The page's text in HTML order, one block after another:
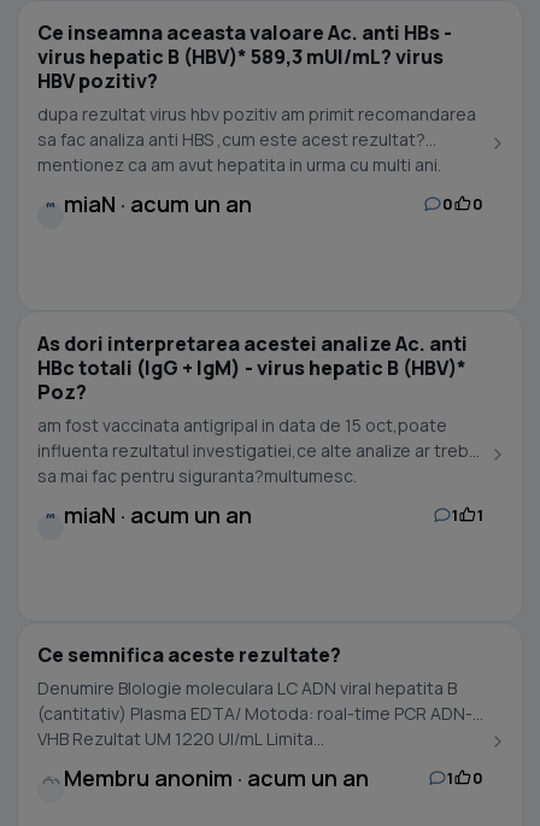
Ce inseamna aceasta valoare Ac. anti HBs -
virus hepatic B (HBV)* 589,3 mUI/mL? virus
HBV pozitiv?
dupa rezultat virus hbv pozitiv am primit recomandarea
sa fac analiza anti HBS ,cum este acest rezultat?
mentionez ca am avut hepatita in urma cu multi ani.
M miaN · acum un an 0 0
As dori interpretarea acestei analize Ac. anti
HBc totali (IgG + IgM) - virus hepatic B (HBV)*
Poz?
am fost vaccinata antigripal in data de 15 oct,poate
influenta rezultatul investigatiei,ce alte analize ar trebui
sa mai fac pentru siguranta?multumesc.
M miaN · acum un an 1 1
Ce semnifica aceste rezultate?
Denumire Blologie moleculara LC ADN viral hepatita B
(cantitativ) Plasma EDTA/ Motoda: roal-time PCR ADN-
VHB Rezultat UM 1220 UI/mL Limita...
Membru anonim · acum un an 1 0